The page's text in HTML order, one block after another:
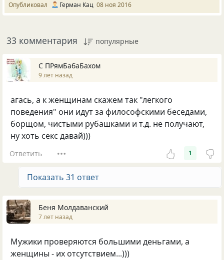
Опубликовал Герман Кац 08 ноя 2016
33 комментария популярные
С ПРямБабаБахом
9 лет назад
агась, а к женщинам скажем так "легкого
поведения" они идут за философскими беседами,
борщом, чистыми рубашками и т.д. не получают,
ну хоть секс давай)))
Ответить 1
Показать 31 ответ
Беня Молдаванский
7 лет назад
Мужики проверяются большими деньгами, а
женщины - их отсутствием...)))